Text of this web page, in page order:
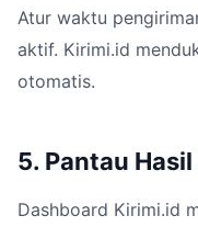
Atur waktu
aktif. Kirimi.id
otomatis.
5. Pantau
Dashboard Kirimi.id